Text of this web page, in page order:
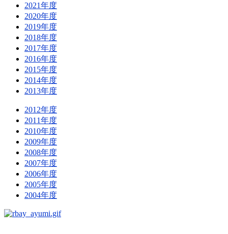
2021年度
2020年度
2019年度
2018年度
2017年度
2016年度
2015年度
2014年度
2013年度
2012年度
2011年度
2010年度
2009年度
2008年度
2007年度
2006年度
2005年度
2004年度